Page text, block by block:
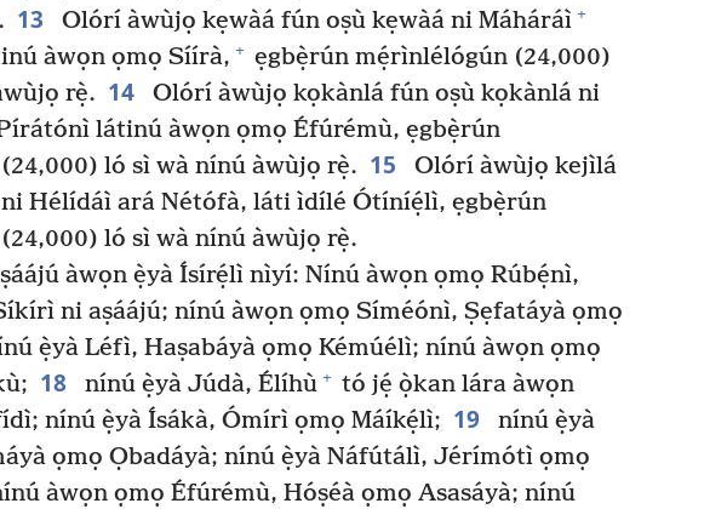
13 Olórí àwùjọ kẹwàá fún oṣù kẹwàá ni Máháráì +
àwọn ọmọ Síírà, + ẹgbẹ̀rún mẹ́rìnlélógún (24,000)
rẹ̀. 14
Olórí àwùjọ kọkànlá fún oṣù kọkànlá ni
látinú àwọn ọmọ Éfúrémù, ẹgbẹ̀rún
ló sì wà nínú àwùjọ rẹ̀. 15
Olórí àwùjọ kejìlá
Hélídáì ará Nétófà, láti ìdílé Ótíníẹ́lì, ẹgbẹ̀rún
ló sì wà nínú àwùjọ rẹ̀.
àwọn ẹ̀yà Ísírẹ́lì nìyí: Nínú àwọn ọmọ Rúbẹ́nì,
ni aṣáájú; nínú àwọn ọmọ Síméónì, Ṣẹfatáyà ọmọ
ẹ̀yà Léfì, Haṣabáyà ọmọ Kémúélì; nínú àwọn ọmọ
18 nínú ẹ̀yà Júdà, Élíhù + tó jẹ́ ọ̀kan lára àwọn
nínú ẹ̀yà Ísákà, Ómírì ọmọ Máíkẹ́lì; 19
nínú ẹ̀yà
ọmọ Ọbadáyà; nínú ẹ̀yà Náfútálì, Jérímótì ọmọ
àwọn ọmọ Éfúrémù, Hóṣéà ọmọ Asasáyà; nínú